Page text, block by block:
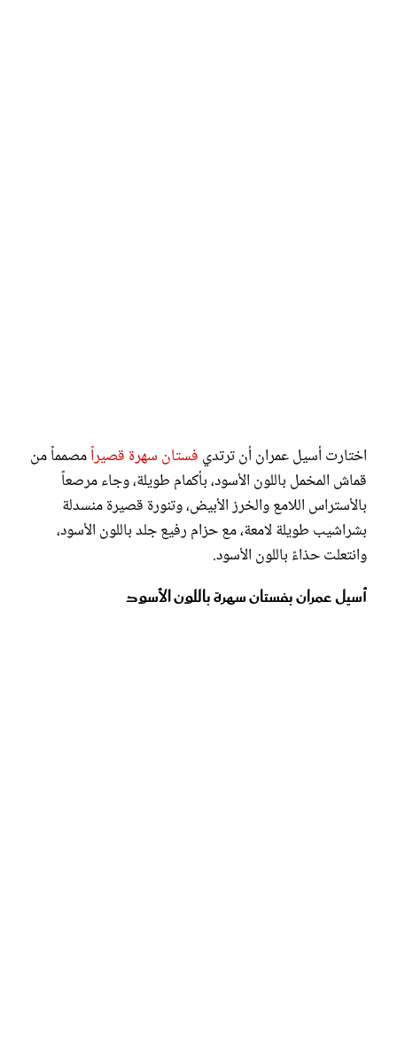
اختارت أسيل عمران أن ترتدي فستان سهرة قصيراًمصمماً من
قماش المخمل باللون الأسود، بأكمام طويلة، وجاء مرصعاً
بالأستراس اللامع والخرز الأبيض، وتنورة قصيرة منسدلة
بشراشيب طويلة لامعة، مع حزام رفيع جلد باللون الأسود،
وانتعلت حذاءً باللون الأسود.
أسيل عمران بفستان سهرة باللون الأسود